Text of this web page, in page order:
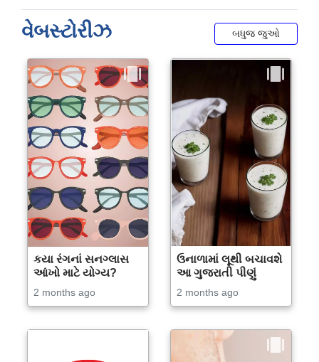
વેબસ્ટોરીઝ બધુજ જુઓ
કયા રંગનાં સનગ્લાસ
આંખો માટે યોગ્ય?
2 months ago
ઉનાળામાં લૂથી બચાવશે
આ ગુજરાતી પીણું
2 months ago